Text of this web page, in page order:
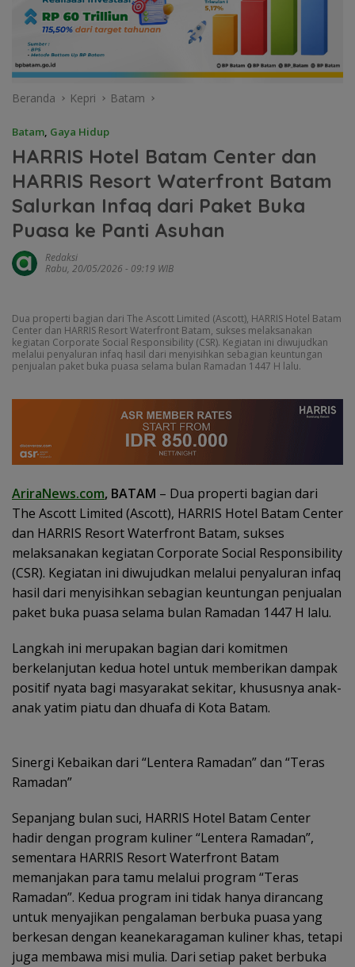
Beranda Kepri Batam
Batam, Gaya Hidup
HARRIS Hotel Batam Center dan
HARRIS Resort Waterfront Batam
Salurkan Infaq dari Paket Buka
Puasa ke Panti Asuhan
Redaksi
Rabu, 20/05/2026 - 09:19 WIB
Dua properti bagian dari The Ascott Limited (Ascott), HARRIS Hotel Batam
Center dan HARRIS Resort Waterfront Batam, sukses melaksanakan
kegiatan Corporate Social Responsibility (CSR). Kegiatan ini diwujudkan
melalui penyaluran infaq hasil dari menyisihkan sebagian keuntungan
penjualan paket buka puasa selama bulan Ramadan 1447 H lalu.
AriraNews.com, BATAM – Dua properti bagian dari
The Ascott Limited (Ascott), HARRIS Hotel Batam Center
dan HARRIS Resort Waterfront Batam, sukses
melaksanakan kegiatan Corporate Social Responsibility
(CSR). Kegiatan ini diwujudkan melalui penyaluran infaq
hasil dari menyisihkan sebagian keuntungan penjualan
paket buka puasa selama bulan Ramadan 1447 H lalu.
Langkah ini merupakan bagian dari komitmen
berkelanjutan kedua hotel untuk memberikan dampak
positif nyata bagi masyarakat sekitar, khususnya anak-
anak yatim piatu dan dhuafa di Kota Batam.
Sinergi Kebaikan dari “Lentera Ramadan” dan “Teras
Ramadan”
Sepanjang bulan suci, HARRIS Hotel Batam Center
hadir dengan program kuliner “Lentera Ramadan”,
sementara HARRIS Resort Waterfront Batam
memanjakan para tamu melalui program “Teras
Ramadan”. Kedua program ini tidak hanya dirancang
untuk menyajikan pengalaman berbuka puasa yang
berkesan dengan keanekaragaman kuliner khas, tetapi
juga membawa misi mulia. Dari setiap paket berbuka